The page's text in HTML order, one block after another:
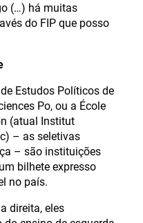
(…) há muitas
do FIP que posso
Estudos Políticos de
Po, ou a École
(atual Institut
– as seletivas
– são instituições
bilhete expresso
no país.
direita, eles